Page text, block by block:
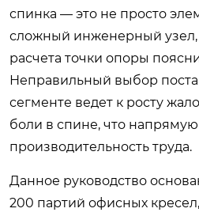
спинка — это не просто
сложный инженерный
расчета точки опоры
Неправильный выбор
сегменте ведет к росту
боли в спине, что
производительность труда.
Данное руководство
200 партий офисных